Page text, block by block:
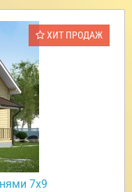
ХИТ ПРОДАЖ
7х9